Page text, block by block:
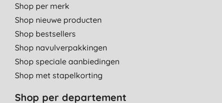
Shop per merk
Shop nieuwe producten
Shop bestsellers
Shop navulverpakkingen
Shop speciale aanbiedingen
Shop met stapelkorting
Shop per departement